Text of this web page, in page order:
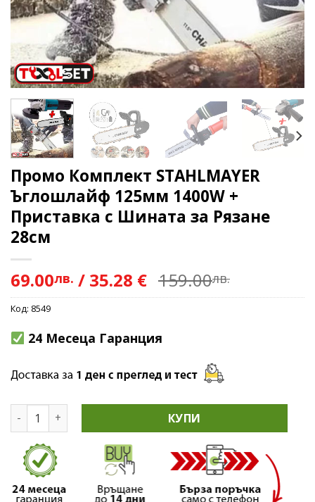
Промо Комплект STAHLMAYER
Ъглошлайф 125мм 1400W +
Приставка с Шината за Рязане
28см
69.00лв. / 35.28 € 159.00лв.
Код: 8549
24 Месеца Гаранция
количество за Промо Комплект STAHLMAYER
КУПИ